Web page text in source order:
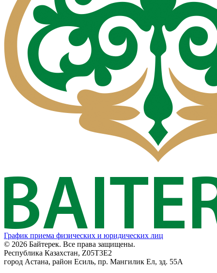
График приема физических и юридических лиц
© 2026 Байтерек. Все права защищены.
Республика Казахстан, Z05T3E2
город Астана, район Есиль, пр. Мангилик Ел, зд. 55А